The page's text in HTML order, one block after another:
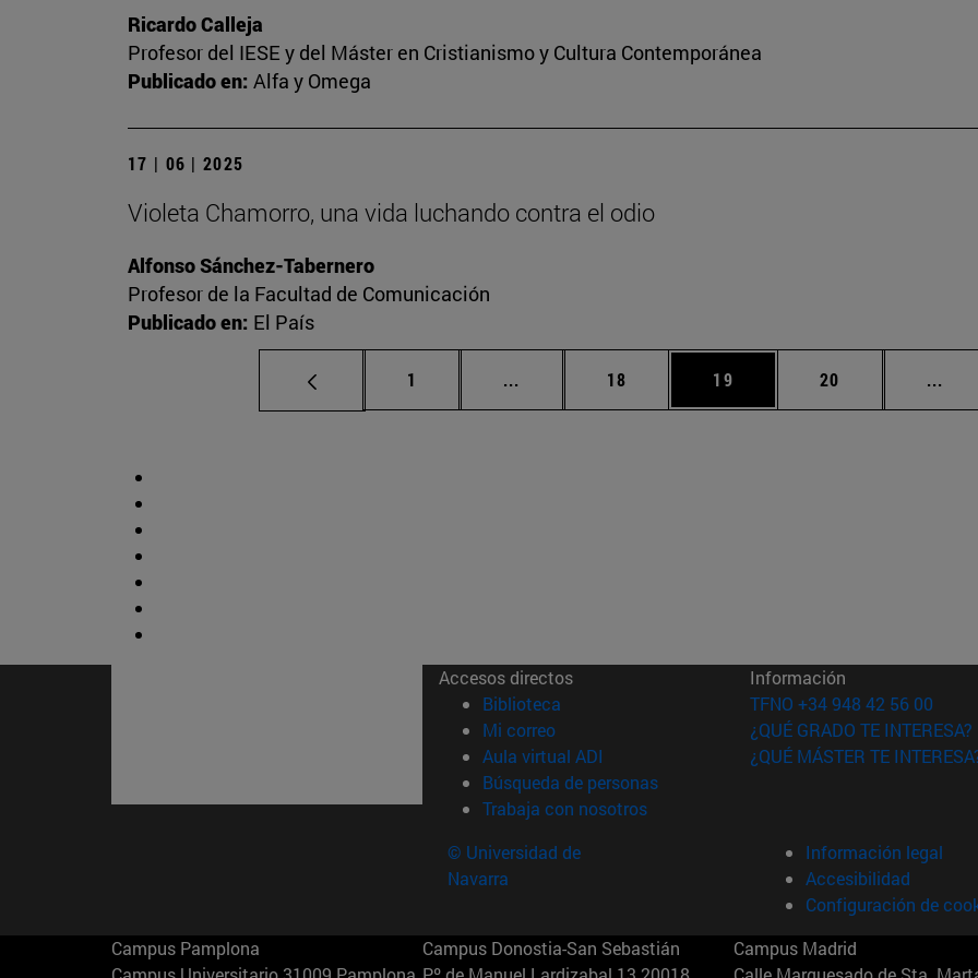
Ricardo Calleja
Profesor del IESE y del Máster en Cristianismo y Cultura Contemporánea
Publicado en: Alfa y Omega
17 | 06 | 2025
Violeta Chamorro, una vida luchando contra el odio
Alfonso Sánchez-Tabernero
Profesor de la Facultad de Comunicación
Publicado en: El País
Página
1 ... Páginas intermedias Use TAB para desplazarse.
Página
18 Página
19 Página
20 ...
Accesos directos
Biblioteca (abre en nueva ventana)
Mi correo(abre en nueva ventana)
Aula virtual ADI (abre en nueva ventana)
Búsqueda de personas(abre en nueva ventana)
Trabaja con nosotros(abre en nueva ventana)
Información
TFNO +34 948 42 56 00
¿QUÉ GRADO TE INTERESA?
¿QUÉ MÁSTER TE
© Universidad de
Navarra
Información legal
Accesibilidad
Configuración de
Campus Pamplona
Campus Donostia-San Sebastián
Campus Madrid